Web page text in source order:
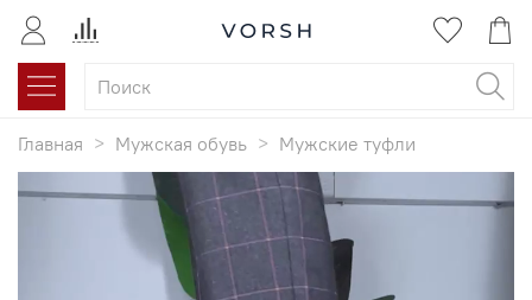
Главная Мужская обувь Мужские туфли